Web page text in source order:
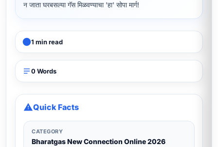
न जाता घरबसल्या गॅस मिळवण्याचा 'हा' सोपा मार्ग!
1 min read
0 Words
Quick Facts
CATEGORY
Bharatgas New Connection Online 2026